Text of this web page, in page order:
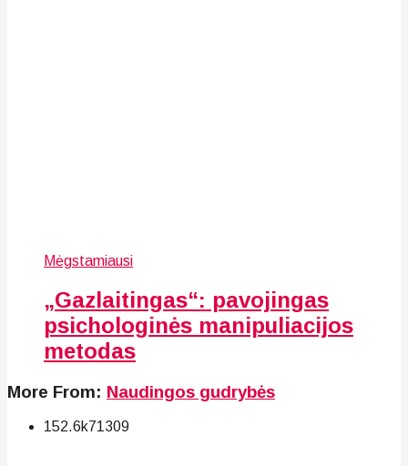
Mėgstamiausi
„Gazlaitingas“: pavojingas
psichologinės manipuliacijos
metodas
More From: Naudingos gudrybės
152.6k71 309